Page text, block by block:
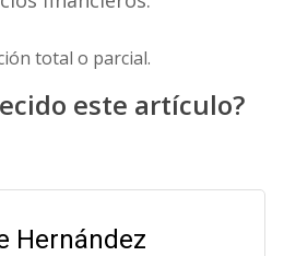
total o parcial.
este artículo?
Hernández